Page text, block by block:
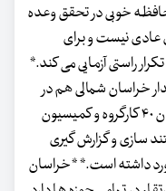
خوبی در تحقق وعده
عادی نیست و برای
راستی آزمایی می کند.*
خراسان شمالی هم در
این زمینه نباید نادیده گرفته شود فعال کردن ۴۰ کارگروه و کمیسیون
سازی و گزارش گیری
داشته است.* *خراسان